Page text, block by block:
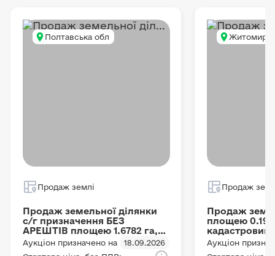
Полтавська обл
Продаж землі
Продаж земельної ділянки
с/г призначення БЕЗ
АРЕШТІВ площею 1.6782 га,
місце розташування:
Полтавська область,
Аукціон призначено на
18.09.2026
Продаж
Продаж
площею
кадастровий
Аукціон